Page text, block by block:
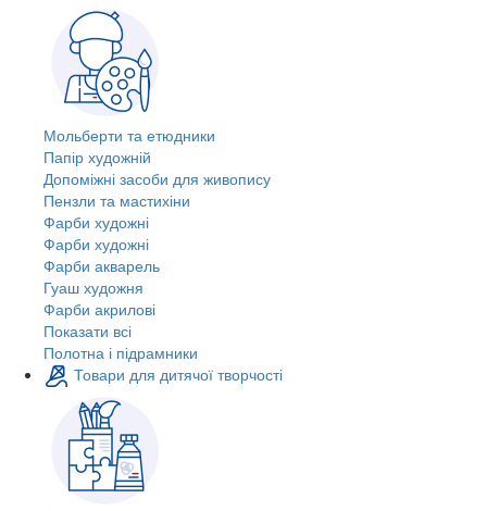
Мольберти та етюдники
Папір художній
Допоміжні засоби для живопису
Пензли та мастихіни
Фарби художні
Фарби художні
Фарби акварель
Гуаш художня
Фарби акрилові
Показати всі
Полотна і підрамники
Товари для дитячої творчості